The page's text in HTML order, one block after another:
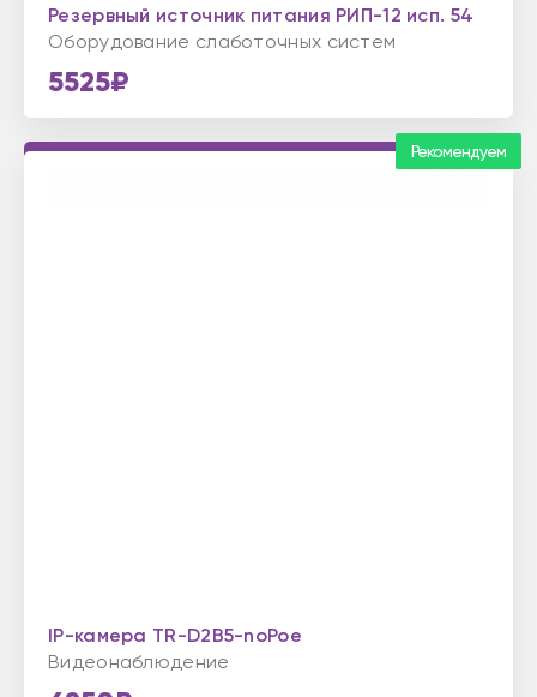
Резервный источник питания РИП-12 исп. 54
Оборудование слаботочных систем
5525₽
Рекомендуем
IP-камера TR-D2B5-noPoe
Видеонаблюдение